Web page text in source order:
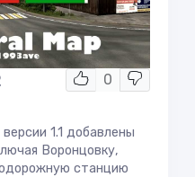
0
1.1 добавлены
Воронцовку,
станцию